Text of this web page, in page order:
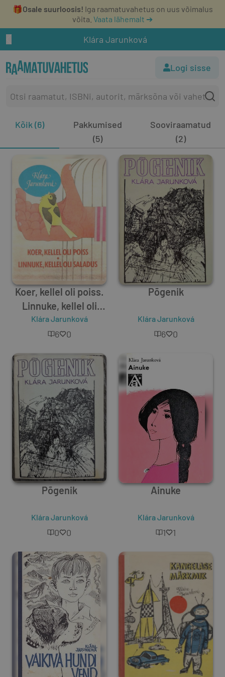
🎁Osale suurloosis! Iga raamatuvahetus on uus võimalus
võita. Vaata lähemalt ➔
Klára Jarunková
Logi sisse
Kõik (6)
Pakkumised
(5)
Sooviraamatud
(2)
Koer, kellel oli poiss.
Linnuke, kellel oli
saladus
Klára Jarunková
6 0
Põgenik
Klára Jarunková
6 0
Põgenik
Klára Jarunková
0 0
Ainuke
Klára Jarunková
1 1